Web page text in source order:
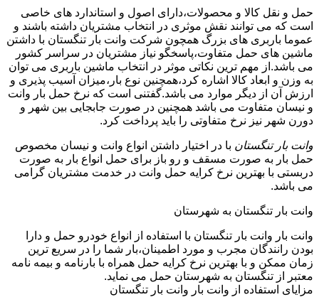
حمل و نقل کالا و محصولات،دارای اصول و استاندارد های خاصی
است که می توانند نقش موثری در انتخاب مشتریان داشته باشند و
عموما باربری های بزرگ همچون شرکت وانت بار تنگستان با داشتن
ماشین های حمل متفاوت،پاسخگو نیاز مشتریان در سراسر کشور
می باشد.از مهم ترین نکاتی موثر در انتخاب ماشین باربری می توان
به وزن و ابعاد کالا اشاره کرد،همچنین نوع بار،میزان آسیب پذیری و
ارزش آن از دیگر موارد می باشد.گفتنی است که نرخ حمل بار وانت
و نیسان متفاوت می باشد همچنین در صورت جابجایی بین شهر و
دورن شهر نیز نرخ متفاوتی را باید پرداخت کرد.
وانت بار تنگستان با در اختیار داشتن انواع وانت و نیسان مخصوص
حمل بار به صورت مسقف و رو باز برای حمل انواع بار به صورت
دربستی با بهترین نرخ کرایه حمل وانت در خدمت مشتریان گرامی
می باشد.
وانت بار تنگستان به شهرستان
وانت بار وانت بار تنگستان با استفاده از انواع خودرو حمل و دارا
بودن رانندگان مجرب و مورد اطمینان،بار شما را در سریع ترین
زمان ممکن و با بهترین نرخ کرایه حمل همراه با بارنامه و بیمه نامه
معتبر از تنگستان به شهرستان حمل می نماید.
مزایای استفاده از وانت بار وانت بار تنگستان